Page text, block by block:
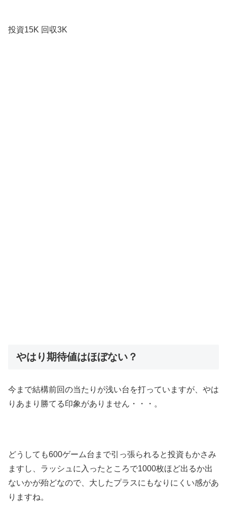
投資15K 回収3K
やはり期待値はほぼない？
今まで結構前回の当たりが浅い台を打っていますが、やは
りあまり勝てる印象がありません・・・。
どうしても600ゲーム台まで引っ張られると投資もかさみ
ますし、ラッシュに入ったところで1000枚ほど出るか出
ないかが殆どなので、大したプラスにもなりにくい感があ
りますね。